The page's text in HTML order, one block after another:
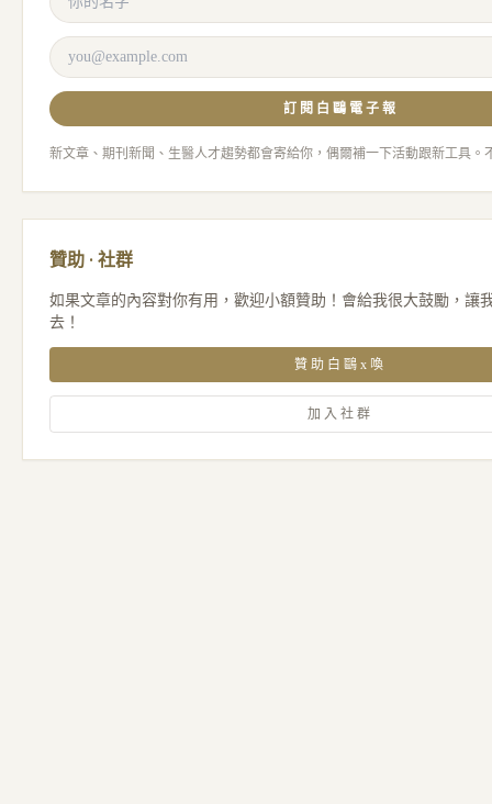
訂閱白鷗電子報
新文章、期刊新聞、生醫人才趨勢都會寄給你，偶爾補一下活動跟新工具。
贊助 · 社群
如果文章的內容對你有用，歡迎小額贊助！會給我很大鼓勵，讓
去！
贊助白鷗x喚
加入社群